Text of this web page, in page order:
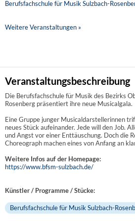
Berufsfachschule für Musik Sulzbach-
Weitere Veranstaltungen »
Veranstaltungsbeschreibung
Die Berufsfachschule für Musik des Bezirks
Rosenberg präsentiert ihre neue Musicalgala.
Eine Gruppe junger Musicaldarstellerinnen
neues Stück aufeinander. Jede will den Job.
und Angst vor einer Enttäuschung. Doch die
Choreograph machen eines von Anfang an
Weitere Infos auf der Homepage:
https://www.bfsm-sulzbach.de/
Künstler / Programme / Stücke:
Berufsfachschule für Musik Sulzbach-